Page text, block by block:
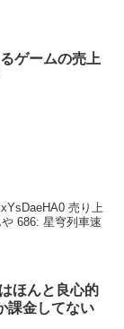
ゲームの売上
売り上
686: 星穹列車速
ほんと良心的
課金してない